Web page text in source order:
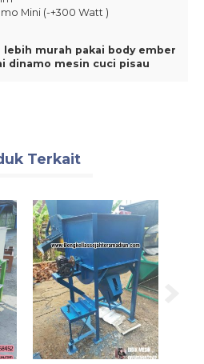
Mini (-+300 Watt )
lebih murah pakai body ember
dinamo mesin cuci pisau
Terkait